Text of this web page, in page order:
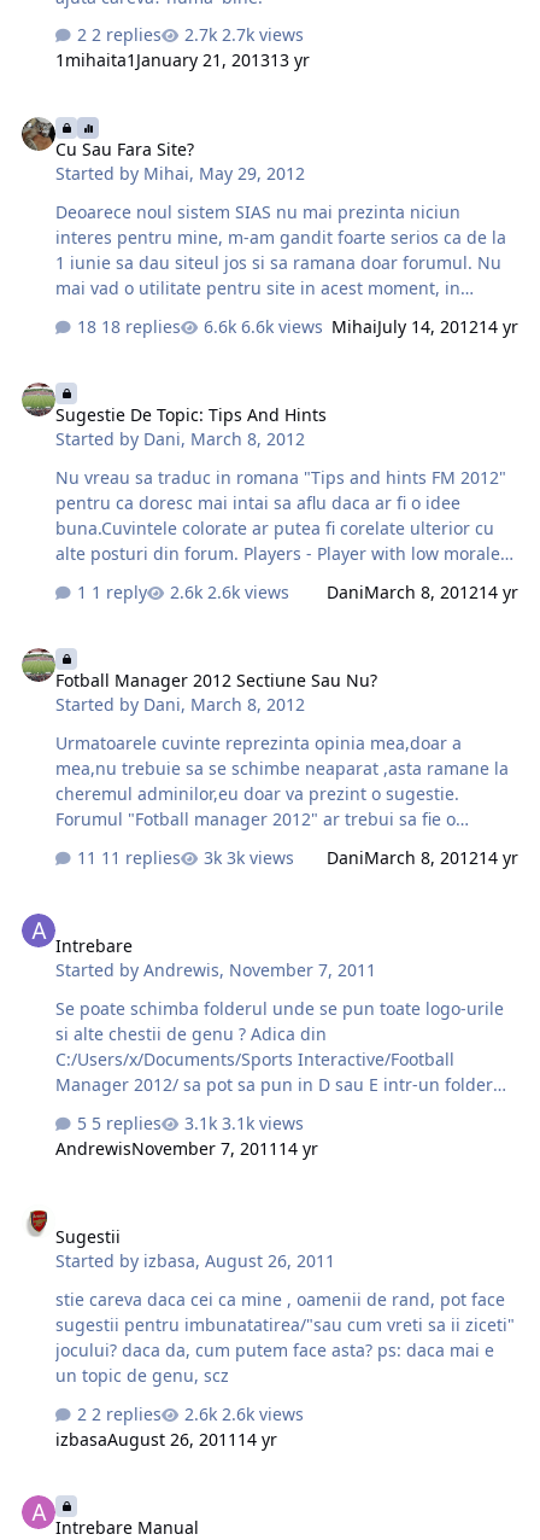
2 replies
2.7k views
1mihaita1 January 21, 201313 yr
Cu Sau Fara Site?
Started by Mihai, May 29, 2012
Deoarece noul sistem SIAS nu mai prezinta niciun
interes pentru mine, m-am gandit foarte serios ca de la
1 iunie sa dau siteul jos si sa ramana doar forumul. Nu
mai vad o utilitate pentru site in acest moment, in
presupune si o pierdere de timp cu administrarea lui.
18 replies 6.6k views MihaiJuly 14, 201214 yr
Sugestie De Topic: Tips And Hints
Started by Dani, March 8, 2012
Nu vreau sa traduc in romana "Tips and hints FM 2012"
pentru ca doresc mai intai sa aflu daca ar fi o idee
buna.Cuvintele colorate ar putea fi corelate ulterior cu
alte posturi din forum. Players - Player with low morale
into Reserves where he will be able to raise morale back
talk with him about this explaining that you are going to
give a rest. - Your relationship with a player can be
improved by means of asking him to recommend
someone to a team. -Setting high competition bonuses
before the season will motivate your play…
1 reply 2.6k views DaniMarch 8, 201214 yr
Fotball Manager 2012 Sectiune Sau Nu?
Started by Dani, March 8, 2012
Urmatoarele cuvinte reprezinta opinia mea,doar a
mea,nu trebuie sa se schimbe neaparat ,asta ramane la
cheremul adminilor,eu doar va prezint o sugestie.
Forumul "Fotball manager 2012" ar trebui sa fie o
dupa ea in ierarhie. -De ce gandesc asa? Foarte simplu
ar fi sa separati "FM stories" si sa devina sectiune. La
aparitia urmatoarei editii FM, de acum presupusa
sectiune "Fotball manager 2012" ,bineinteles, sa se
transforme din nou in forum si alaturata sectiunii
"Football Manager 2005 - 2012 si FML".Pentru a inteleg…
11 replies 3k views DaniMarch 8, 201214 yr
Intrebare
Started byAndrewis, November 7, 2011
Se poate schimba folderul unde se pun toate logo-urile
si alte chestii de genu ? Adica din
C:/Users/x/Documents/Sports Interactive/Football
Manager 2012/ sa pot sa pun in D sau E intr-un folder
sa pun un facepack de vreo 4GB
5 replies
3.1k views
AndrewisNovember 7, 2011 14 yr
Sugestii
Started by izbasa,August 26, 2011
stie careva daca cei ca mine , oamenii de rand, pot face
sugestii pentru imbunatatirea/"sau cum vreti sa ii ziceti"
jocului? daca da, cum putem face asta? ps: daca mai e
un topic de genu, scz
2 replies
2.6k views
izbasaAugust 26, 2011 14 yr
Intrebare Manual